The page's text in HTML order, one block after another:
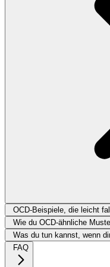
OCD-Beispiele, die leicht
Wie du OCD-ähnliche
Was du tun kannst, wenn
FAQ